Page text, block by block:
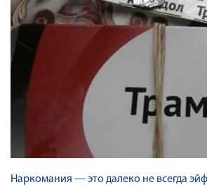
Наркомания — это далеко не всегда